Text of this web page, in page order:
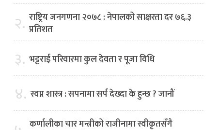
२. राष्ट्रिय जनगणना २०७८ : नेपालको साक्षरता दर ७६.३
प्रतिशत
३. भट्टराई परिवारमा कुल देवता र पूजा विधि
४. स्वप्न शास्त्र : सपनामा सर्प देख्दा के हुन्छ ? जानौं
कर्णालीका चार मन्त्रीको राजीनामा स्वीकृतसँगै